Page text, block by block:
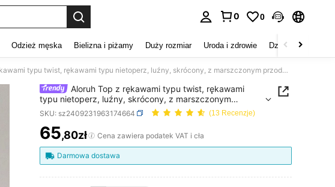
0 0
Odzież męska Bielizna i piżamy Duży rozmiar Uroda i zdrowie Dzieci
Aloruh Top z rękawami typu twist, rękawami typu nietoperz, luźny, skrócony, z marszczonym przodem i wysokim, niskim dołem, długa spódnica damska
Aloruh Top z rękawami typu twist, rękawami
typu nietoperz, luźny, skrócony, z marszczonym
przodem i wysokim, niskim dołem, długa spódnica
damska
SKU: sz2409231963174664 (13 Recenzje)
PRICE AND AVAILABILITY
65,80zł Cena zawiera podatek VAT i cła
Darmowa dostawa